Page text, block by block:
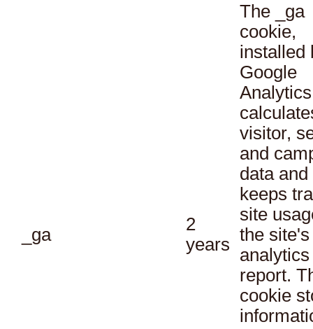
_ga
2
years
The _ga
cookie,
installed
Google
visitor,
and
data and
keeps
site
the site's
analytics
report.
cookie